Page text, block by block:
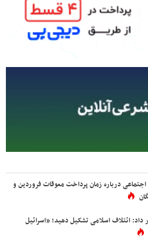
اجتماعی درباره زمان پرداخت معوقات فروردین و
ائتلاف اسلامی تشکیل دهید؛ «اسرائیل